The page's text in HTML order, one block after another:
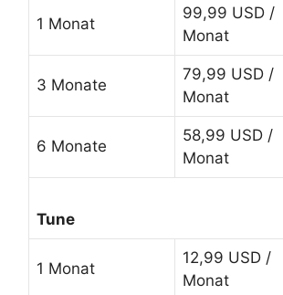
1 Monat
99,99 USD /
Monat
3 Monate
79,99 USD /
Monat
6 Monate
58,99 USD /
Monat
Tune
1 Monat
12,99 USD /
Monat